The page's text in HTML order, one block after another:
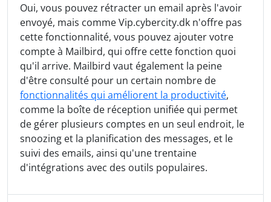
Oui, vous pouvez rétracter un email après l'avoir
envoyé, mais comme Vip.cybercity.dk n'offre pas
cette fonctionnalité, vous pouvez ajouter votre
compte à Mailbird, qui offre cette fonction quoi
qu'il arrive. Mailbird vaut également la peine
d'être consulté pour un certain nombre de
fonctionnalités qui améliorent la productivité,
comme la boîte de réception unifiée qui permet
de gérer plusieurs comptes en un seul endroit, le
snoozing et la planification des messages, et le
suivi des emails, ainsi qu'une trentaine
d'intégrations avec des outils populaires.